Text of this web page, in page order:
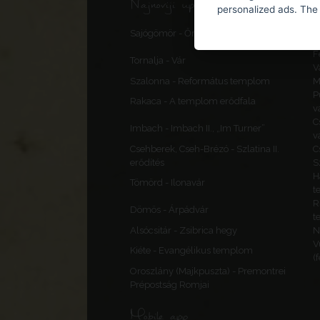
Najnoviji uploadi, ispravci
Sajógömör - Őrtorony, elővédmű
Tornalja - Vár
Szalonna - Református templom
Rakaca - A templom erődfala
Imbach - Imbach II., „Im Turner”
Csehberek, Cseh-Brézó - Szlatina II.
erődítés
Tömörd - Ilonavár
Dömös - Árpádvár
Alsócsitár - Zsibrica hegy
Kiéte - Evangélikus templom
Oroszlány (Majkpuszta) - Premontrei
Prépostság Romjai
Mobile app
personalized ads.